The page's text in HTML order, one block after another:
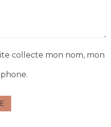
collecte mon nom, mon